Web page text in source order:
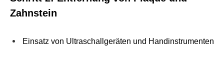
Zahnstein
Einsatz von Ultraschallgeräten und Handinstrumenten